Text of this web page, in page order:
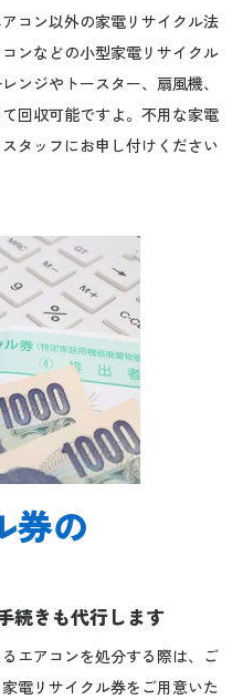
コン以外の家電リサイクル法
ンなどの小型家電リサイクル
ンジやトースター、扇風機、
回収可能ですよ。不用な家電
タッフにお申し付けください
券の
続きも代行します
エアコンを処分する際は、ご
電リサイクル券をご用意いた